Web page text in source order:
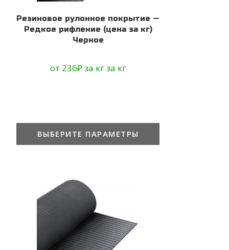
Резиновое рулонное покрытие —
Редкое рифление (цена за кг)
Черное
от 236₽за кгза кг
ВЫБЕРИТЕ ПАРАМЕТРЫ